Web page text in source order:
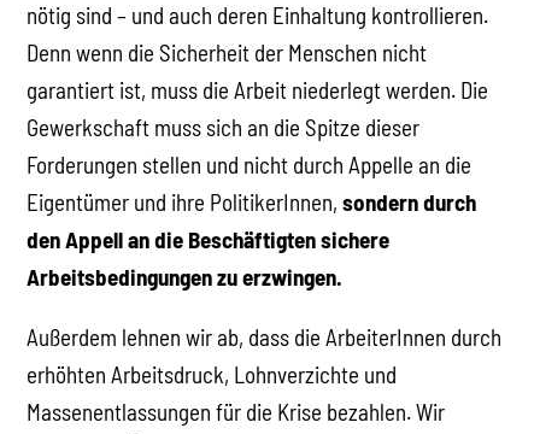
nötig sind – und auch deren Einhaltung kontrollieren.
Denn wenn die Sicherheit der Menschen nicht
garantiert ist, muss die Arbeit niederlegt werden. Die
Gewerkschaft muss sich an die Spitze dieser
Forderungen stellen und nicht durch Appelle an die
Eigentümer und ihre PolitikerInnen,sonderndurch
den Appell an die Beschäftigten sichere
Arbeitsbedingungen zu erzwingen.
Außerdem lehnen wir ab, dass die ArbeiterInnen durch
erhöhten Arbeitsdruck, Lohnverzichte und
Massenentlassungen für die Krise bezahlen. Wir